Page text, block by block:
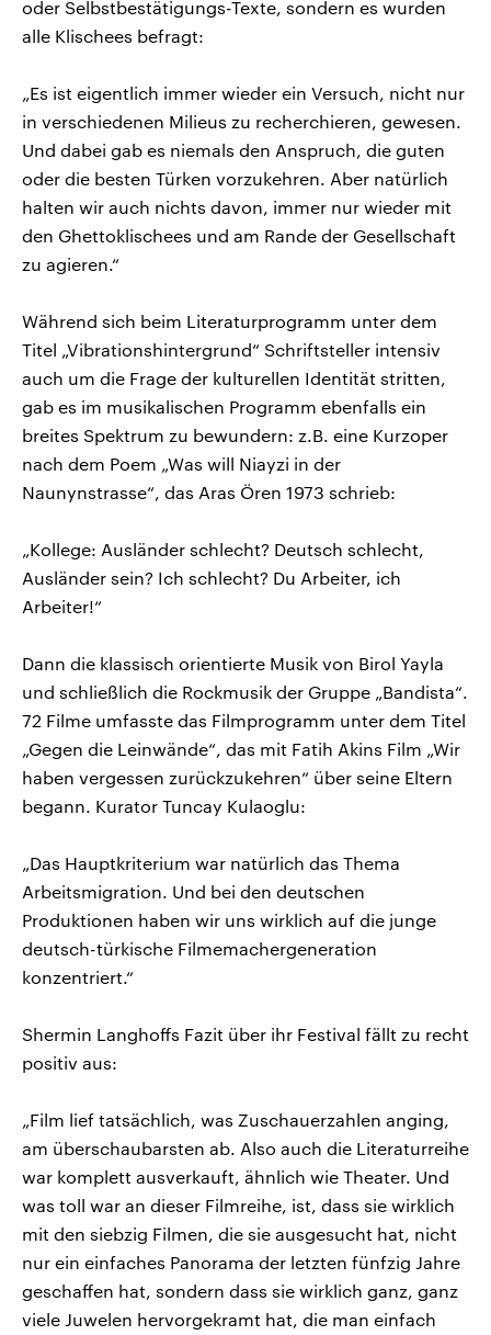
oder Selbstbestätigungs-Texte, sondern es wurden
alle Klischees befragt:
„Es ist eigentlich immer wieder ein Versuch, nicht nur
in verschiedenen Milieus zu recherchieren, gewesen.
Und dabei gab es niemals den Anspruch, die guten
oder die besten Türken vorzukehren. Aber natürlich
halten wir auch nichts davon, immer nur wieder mit
den Ghettoklischees und am Rande der Gesellschaft
zu agieren.“
Während sich beim Literaturprogramm unter dem
Titel „Vibrationshintergrund“ Schriftsteller intensiv
auch um die Frage der kulturellen Identität stritten,
gab es im musikalischen Programm ebenfalls ein
breites Spektrum zu bewundern: z.B. eine Kurzoper
nach dem Poem „Was will Niayzi in der
Naunynstrasse“, das Aras Ören 1973 schrieb:
„Kollege: Ausländer schlecht? Deutsch schlecht,
Ausländer sein? Ich schlecht? Du Arbeiter, ich
Arbeiter!“
Dann die klassisch orientierte Musik von Birol Yayla
und schließlich die Rockmusik der Gruppe „Bandista“.
72 Filme umfasste das Filmprogramm unter dem Titel
„Gegen die Leinwände“, das mit Fatih Akins Film „Wir
haben vergessen zurückzukehren“ über seine Eltern
begann. Kurator Tuncay Kulaoglu:
„Das Hauptkriterium war natürlich das Thema
Arbeitsmigration. Und bei den deutschen
Produktionen haben wir uns wirklich auf die junge
deutsch-türkische Filmemachergeneration
konzentriert.“
Shermin Langhoffs Fazit über ihr Festival fällt zu recht
positiv aus:
„Film lief tatsächlich, was Zuschauerzahlen anging,
am überschaubarsten ab. Also auch die Literaturreihe
war komplett ausverkauft, ähnlich wie Theater. Und
was toll war an dieser Filmreihe, ist, dass sie wirklich
mit den siebzig Filmen, die sie ausgesucht hat, nicht
nur ein einfaches Panorama der letzten fünfzig Jahre
geschaffen hat, sondern dass sie wirklich ganz, ganz
viele Juwelen hervorgekramt hat, die man einfach